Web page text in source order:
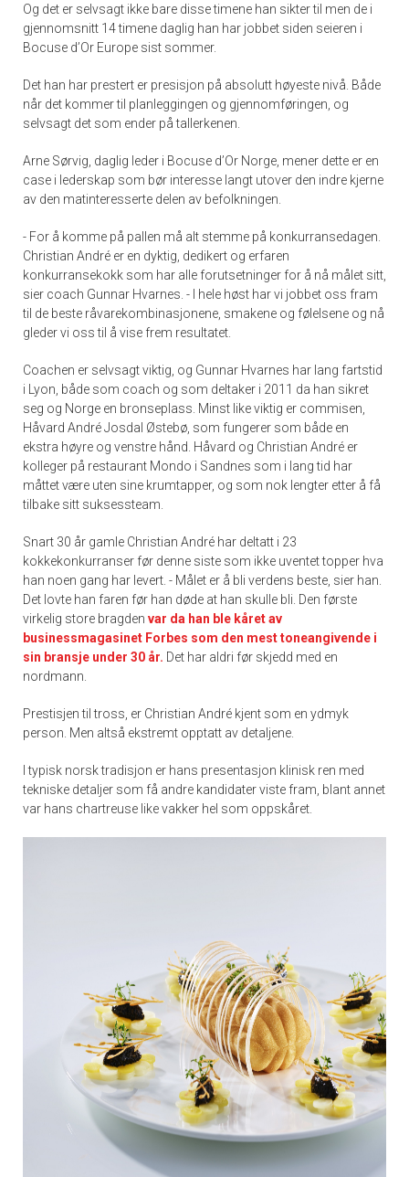
Og det er selvsagt ikke bare disse timene han sikter til men de i
gjennomsnitt 14 timene daglig han har jobbet siden seieren i
Bocuse d’Or Europe sist sommer.
Det han har prestert er presisjon på absolutt høyeste nivå. Både
når det kommer til planleggingen og gjennomføringen, og
selvsagt det som ender på tallerkenen.
Arne Sørvig, daglig leder i Bocuse d’Or Norge, mener dette er en
case i lederskap som bør interesse langt utover den indre kjerne
av den matinteresserte delen av befolkningen.
- For å komme på pallen må alt stemme på konkurransedagen.
Christian André er en dyktig, dedikert og erfaren
konkurransekokk som har alle forutsetninger for å nå målet sitt,
sier coach Gunnar Hvarnes. - I hele høst har vi jobbet oss fram
til de beste råvarekombinasjonene, smakene og følelsene og nå
gleder vi oss til å vise frem resultatet.
Coachen er selvsagt viktig, og Gunnar Hvarnes har lang fartstid
i Lyon, både som coach og som deltaker i 2011 da han sikret
seg og Norge en bronseplass. Minst like viktig er commisen,
Håvard André Josdal Østebø, som fungerer som både en
ekstra høyre og venstre hånd. Håvard og Christian André er
kolleger på restaurant Mondo i Sandnes som i lang tid har
måttet være uten sine krumtapper, og som nok lengter etter å få
tilbake sitt suksessteam.
Snart 30 år gamle Christian André har deltatt i 23
kokkekonkurranser før denne siste som ikke uventet topper hva
han noen gang har levert. - Målet er å bli verdens beste, sier han.
Det lovte han faren før han døde at han skulle bli. Den første
virkelig store bragden var da han ble kåret av
businessmagasinet Forbes som den mest toneangivende i
sin bransje under 30 år. Det har aldri før skjedd med en
nordmann.
Prestisjen til tross, er Christian André kjent som en ydmyk
person. Men altså ekstremt opptatt av detaljene.
I typisk norsk tradisjon er hans presentasjon klinisk ren med
tekniske detaljer som få andre kandidater viste fram, blant annet
var hans chartreuse like vakker hel som oppskåret.